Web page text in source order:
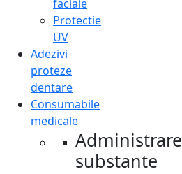
faciale
Protectie
UV
Adezivi
proteze
dentare
Consumabile
medicale
Administrare
substante